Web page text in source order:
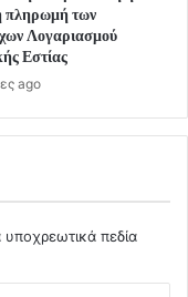
πληρωμή των
Λογαριασμού
Εστίας
ago
υποχρεωτικά πεδία